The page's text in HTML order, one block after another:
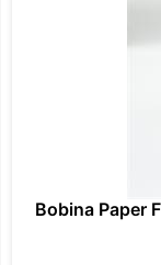
Bobina Paper